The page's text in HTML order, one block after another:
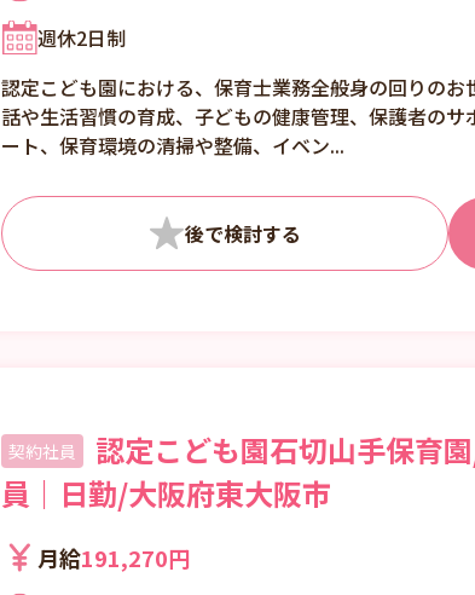
19:00の間で実働8時
間、以下のシフト制勤
務（交替制で60分休
憩） ＜シフト一覧＞
※勤務表に従って当番
番 7:00～16:00 準
早番 7:30～16:30 準
遅番 9:00～18:30 6
番 10:00～19:00 ◆
残業や持ち帰り仕事は
ほとんどありません。
化を進め、勤務時間内
週休2日制
認定こども園における、保育士業務全般身の回りのお
話や生活習慣の育成、子どもの健康管理、保護者のサ
ート、保育環境の清掃や整備、イベン...
契約社員
認定こども園石切山手保育
員｜日勤/大阪府東大阪市
月給191,270円